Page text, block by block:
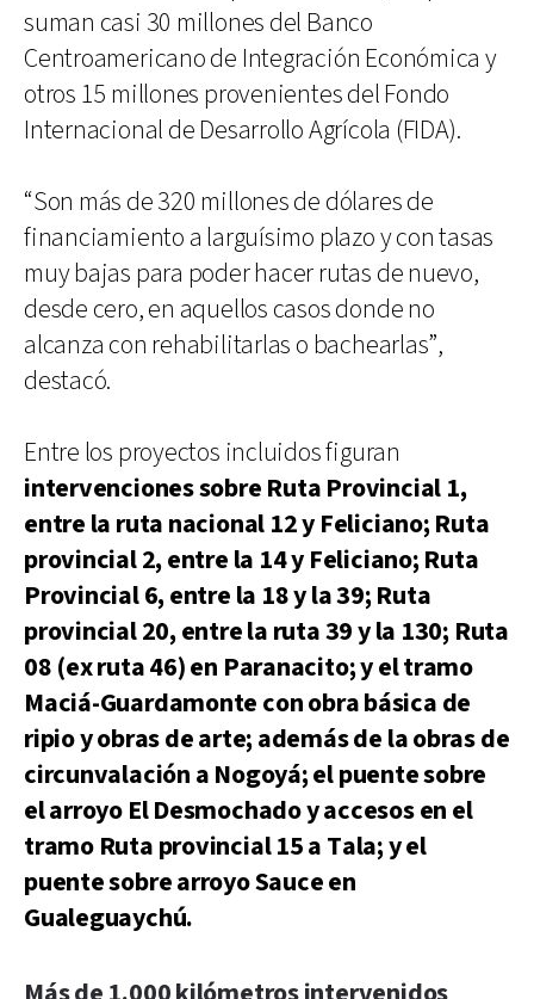
suman casi 30 millones del Banco
Centroamericano de Integración Económica y
otros 15 millones provenientes del Fondo
Internacional de Desarrollo Agrícola (FIDA).
“Son más de 320 millones de dólares de
financiamiento a larguísimo plazo y con tasas
muy bajas para poder hacer rutas de nuevo,
desde cero, en aquellos casos donde no
alcanza con rehabilitarlas o bachearlas”,
destacó.
Entre los proyectos incluidos figuran
intervenciones sobre Ruta Provincial 1,
entre la ruta nacional 12 y Feliciano; Ruta
provincial 2, entre la 14 y Feliciano; Ruta
Provincial 6, entre la 18 y la 39; Ruta
provincial 20, entre la ruta 39 y la 130; Ruta
08 (ex ruta 46) en Paranacito; y el tramo
Maciá-Guardamonte con obra básica de
ripio y obras de arte; además de la obras de
circunvalación a Nogoyá; el puente sobre
el arroyo El Desmochado y accesos en el
tramo Ruta provincial 15 a Tala; y el
puente sobre arroyo Sauce en
Gualeguaychú.